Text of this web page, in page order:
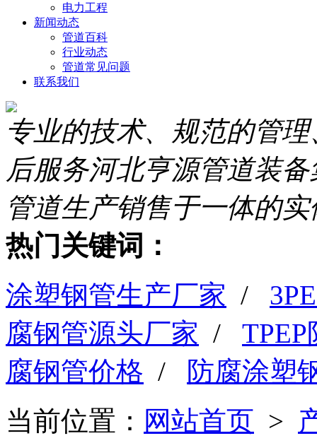
电力工程
新闻动态
管道百科
行业动态
管道常见问题
联系我们
专业的技术、规范的管
后服务河北亨源管道装
管道生产销售于一体的
热门关键词：
涂塑钢管生产厂家 /
腐钢管源头厂家 /
腐钢管价格 /
防腐涂塑
当前位置： 网站首页 >